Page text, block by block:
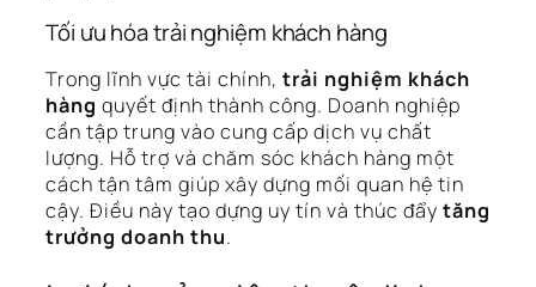
Tối ưu hóa trải nghiệm khách hàng
Trong lĩnh vực tài chính, trải nghiệm khách
hàng quyết định thành công. Doanh nghiệp
cần tập trung vào cung cấp dịch vụ chất
lượng. Hỗ trợ và chăm sóc khách hàng một
cách tận tâm giúp xây dựng mối quan hệ tin
cậy. Điều này tạo dựng uy tín và thúc đẩy tăng
trưởng doanh thu.